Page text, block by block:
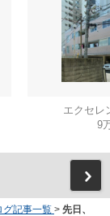
エクセレ
9
グ記事一覧 > 先日、